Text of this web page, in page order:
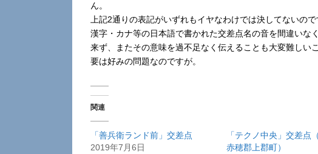
ん。
上記2通りの表記がいずれもイヤなわけでは決してないので
漢字・カナ等の日本語で書かれた交差点名の音を間違いな
来ず、またその意味を過不足なく伝えることも大変難しい
要は好みの問題なのですが。
関連
「善兵衛ランド前」交差点
2019年7月6日
「テクノ中央」交差点
赤穂郡上郡町）